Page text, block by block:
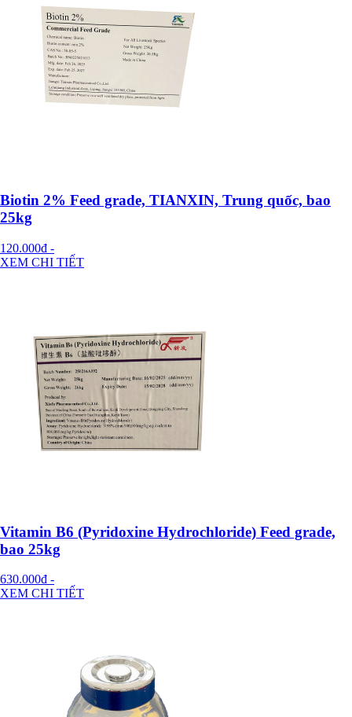
Biotin 2% Feed grade, TIANXIN, Trung quốc, bao
25kg
120.000đ -
XEM CHI TIẾT
Vitamin B6 (Pyridoxine Hydrochloride) Feed grade,
bao 25kg
630.000đ -
XEM CHI TIẾT